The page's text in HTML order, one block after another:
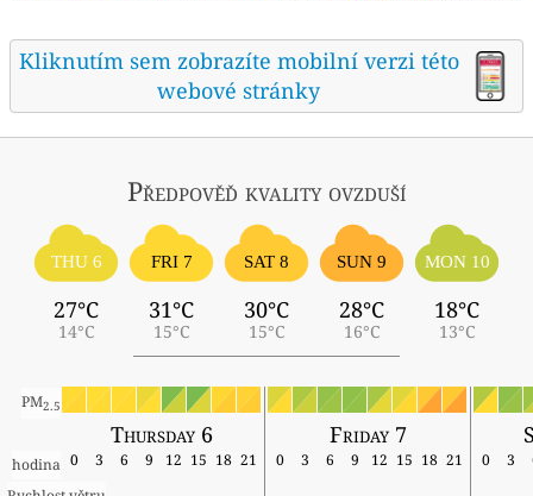
Kliknutím sem zobrazíte mobilní verzi této
webové stránky
Předpověď kvality ovzduší
THU 6
27°C
14°C
FRI 7
31°C
15°C
SAT 8
30°C
15°C
SUN 9
28°C
16°C
MON 10
18°C
13°C
PM2.5
Thursday 6 Friday 7
hodina 0 3 6 9 12 15 18 21 0 3 6 9 12 15 18 21 0 3